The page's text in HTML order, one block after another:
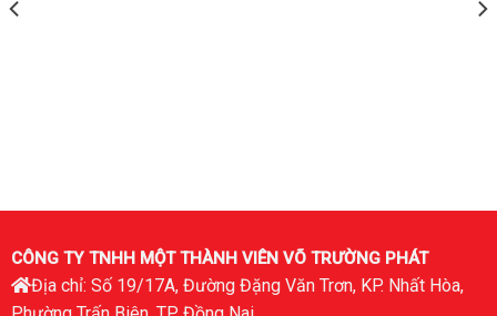
CÔNG TY TNHH MỘT THÀNH VIÊN VÕ TRƯỜNG PHÁT
Địa chỉ: Số 19/17A, Đường Đặng Văn Trơn, KP. Nhất Hòa,